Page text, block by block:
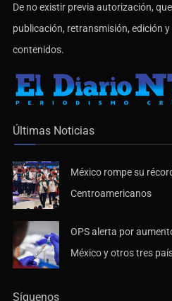
De no existir previa autorización,
publicación, retransmisión, edición
contenidos.
Últimas Noticias
México rompe su
Centroamericanos
OPS alerta por
México y otros tres
Síguenos